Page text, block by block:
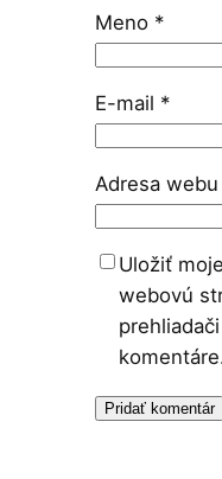
Meno *
E-mail *
Adresa webu
Uložiť
webovú